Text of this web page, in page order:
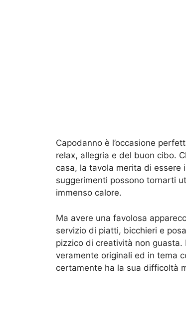
Capodanno è l’occasione
relax, allegria e del buon cibo.
casa, la tavola merita di
suggerimenti possono tornarti
immenso calore.
Ma avere una favolosa
servizio di piatti, bicchieri e
pizzico di creatività non
veramente originali ed in tema
certamente ha la sua difficoltà